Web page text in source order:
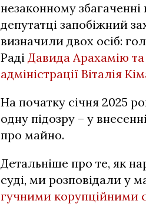
незаконному
депутатці запобіжний
визначили двох осіб:
Раді Давида Арахамію та
адміністрації Віталія
На початку січня 2025
одну підозру – у
про майно.
Детальніше про те, як
суді, ми розповідали у
гучними корупційними